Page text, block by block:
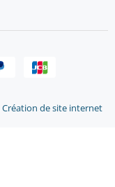
Création de site internet